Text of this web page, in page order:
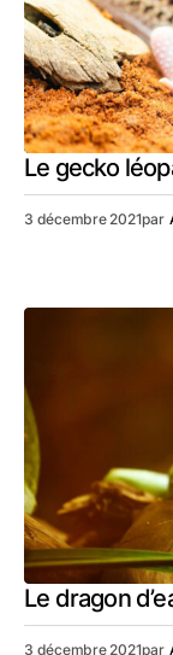
Le gecko
3 décembre 2021par
Le dragon
3 décembre 2021par